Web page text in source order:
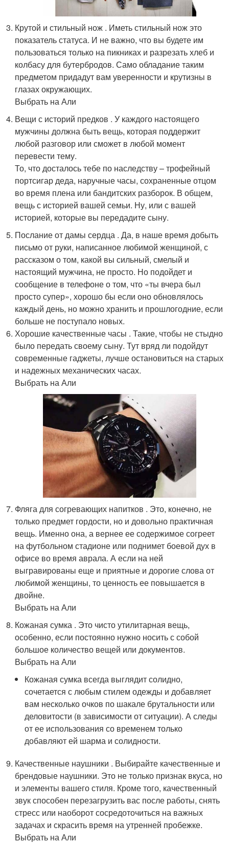
Крутой и стильный нож . Иметь стильный нож это
показатель статуса. И не важно, что вы будете им
пользоваться только на пикниках и разрезать хлеб и
колбасу для бутербродов. Само обладание таким
предметом придадут вам уверенности и крутизны в
глазах окружающих.
Выбрать на Али
Вещи с историй предков . У каждого настоящего
мужчины должна быть вещь, которая поддержит
любой разговор или сможет в любой момент
перевести тему.
То, что досталось тебе по наследству – трофейный
портсигар деда, наручные часы, сохраненные отцом
во время плена или бандитских разборок. В общем,
вещь с историей вашей семьи. Ну, или с вашей
историей, которые вы передадите сыну.
Послание от дамы сердца . Да, в наше время добыть
письмо от руки, написанное любимой женщиной, с
рассказом о том, какой вы сильный, смелый и
настоящий мужчина, не просто. Но подойдет и
сообщение в телефоне о том, что «ты вчера был
просто супер», хорошо бы если оно обновлялось
каждый день, но можно хранить и прошлогодние, если
больше не поступало новых.
Хорошие качественные часы . Такие, чтобы не стыдно
было передать своему сыну. Тут вряд ли подойдут
современные гаджеты, лучше остановиться на старых
и надежных механических часах.
Выбрать на Али
Фляга для согревающих напитков . Это, конечно, не
только предмет гордости, но и довольно практичная
вещь. Именно она, а вернее ее содержимое согреет
на футбольном стадионе или поднимет боевой дух в
офисе во время аврала. А если на ней
выгравированы еще и приятные и дорогие слова от
любимой женщины, то ценность ее повышается в
двойне.
Выбрать на Али
Кожаная сумка . Это чисто утилитарная вещь,
особенно, если постоянно нужно носить с собой
большое количество вещей или документов.
Выбрать на Али
Кожаная сумка всегда выглядит солидно,
сочетается с любым стилем одежды и добавляет
вам несколько очков по шакале брутальности или
деловитости (в зависимости от ситуации). А следы
от ее использования со временем только
добавляют ей шарма и солидности.
Качественные наушники . Выбирайте качественные и
брендовые наушники. Это не только признак вкуса, но
и элементы вашего стиля. Кроме того, качественный
звук способен перезагрузить вас после работы, снять
стресс или наоборот сосредоточиться на важных
задачах и скрасить время на утренней пробежке.
Выбрать на Али